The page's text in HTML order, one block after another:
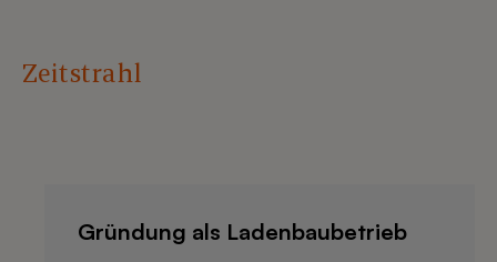
Zeitstrahl
Gründung als Ladenbaubetrieb